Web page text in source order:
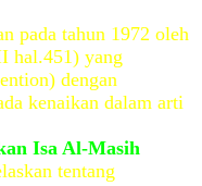
pada tahun 1972 oleh
hal.451) yang
dengan
kenaikan dalam arti
Isa Al-Masih
tentang